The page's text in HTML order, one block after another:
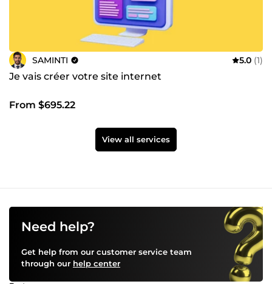
SAMINTI 5.0 (1)
Je vais créer votre site internet
From $695.22
View all services
Need help?
Get help from our customer service team
through our help center